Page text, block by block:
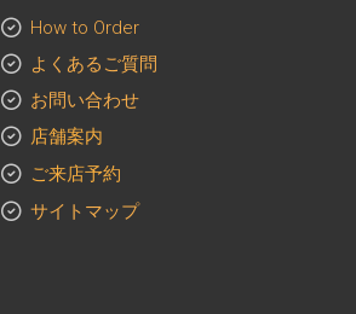
How to Order
よくあるご質問
お問い合わせ
店舗案内
東京店
大阪店
ご来店予約
東京店
サイトマップ